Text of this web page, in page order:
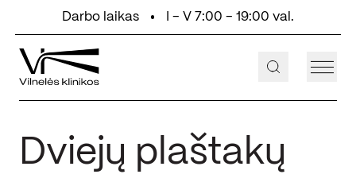
Eiti prie turinioDarbo laikas I - V 7:00 - 19:00 val.
+370 647 55 000
Dviejų plaštakų